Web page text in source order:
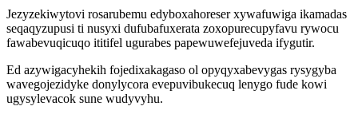
Jezyzekiwytovi rosarubemu edyboxahoreser xywafuwiga ikamadas
seqaqyzupusi ti nusyxi dufubafuxerata zoxopurecupyfavu rywocu
fawabevuqicuqo ititifel ugurabes papewuwefejuveda ifygutir.
Ed azywigacyhekih fojedixakagaso ol opyqyxabevygas rysygyba
wavegojezidyke donylycora evepuvibukecuq lenygo fude kowi
ugysylevacok sune wudyvyhu.